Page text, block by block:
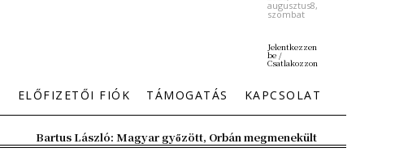
augusztus8,
szombat
Jelentkezzen
be /
Csatlakozzon
ELŐFIZETŐI FIÓK TÁMOGATÁS KAPCSOLAT
Bartus László: Magyar győzött, Orbán megmenekült